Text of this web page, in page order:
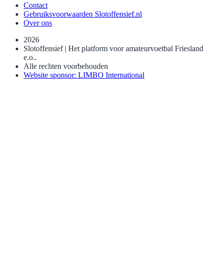
Contact
Gebruiksvoorwaarden Slotoffensief.nl
Over ons
2026
Slotoffensief | Het platform voor amateurvoetbal Friesland
e.o..
Alle rechten voorbehouden
Website sponsor: LIMBO International